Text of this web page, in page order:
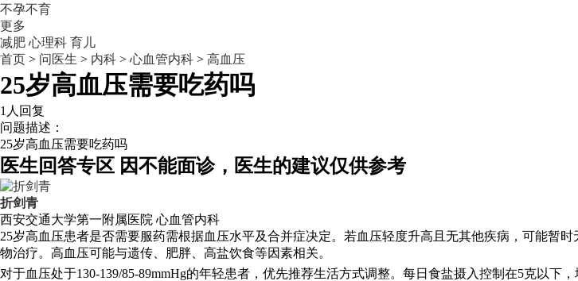
不孕不育
更多
减肥 心理科 育儿
首页 > 问医生 > 内科 > 心血管内科 > 高血压
25岁高血压需要吃药吗
1人回复
问题描述：
25岁高血压需要吃药吗
医生回答专区 因不能面诊，医生的建议仅供参考
折剑青
西安交通大学第一附属医院 心血管内科
25岁高血压患者是否需要服药需根据血压水平及合并症决定。若血压轻度升高且无其他疾病，可能暂
物治疗。高血压可能与遗传、肥胖、高盐饮食等因素相关。
对于血压处于130-139/85-89mmHg的年轻患者，优先推荐生活方式调整。每日食盐摄入控制在5克以